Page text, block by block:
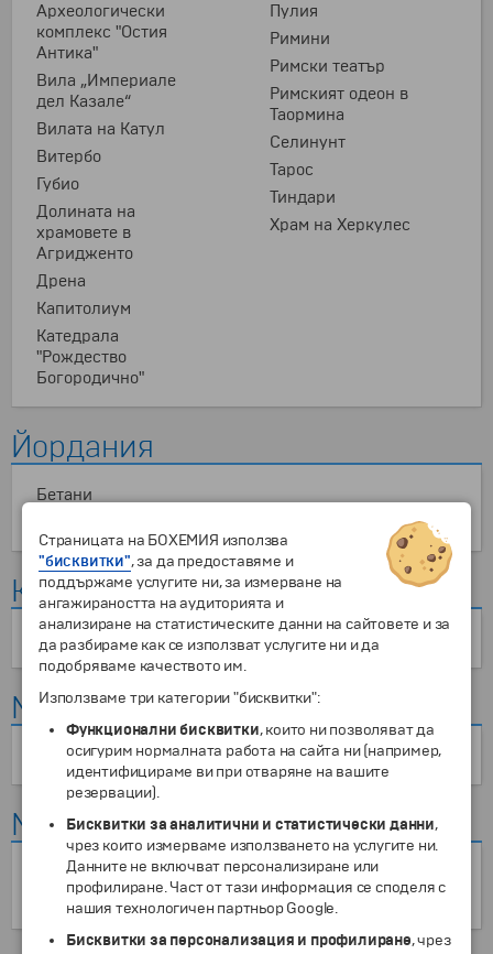
Археологически
комплекс "Остия
Антика"
Вила „Империале
дел Казале“
Вилата на Катул
Витербо
Губио
Долината на
храмовете в
Агридженто
Дрена
Капитолиум
Катедрала
"Рождество
Богородично"
Пулия
Римини
Римски театър
Римският одеон в
Таормина
Селинунт
Тарос
Тиндари
Храм на Херкулес
Йордания
Бетани
Китай
Теракотената армия
Мароко
Атлас Студио
Мексико
Кантона
Митла
Страницата на БОХЕМИЯ използва
"бисквитки", за да предоставяме и
поддържаме услугите ни, за измерване на
ангажираността на аудиторията и
анализиране на статистическите данни на сайтовете и за
да разбираме как се използват услугите ни и да
подобряваме качеството им.
Използваме три категории "бисквитки":
Функционални бисквитки, които ни позволяват да
осигурим нормалната работа на сайта ни (например,
идентифицираме ви при отваряне на вашите
резервации).
Бисквитки за аналитични и статистически данни,
чрез които измерваме използването на услугите ни.
Данните не включват персонализиране или
профилиране. Част от тази информация се споделя с
нашия технологичен партньор Google.
Бисквитки за персонализация и профилиране, чрез